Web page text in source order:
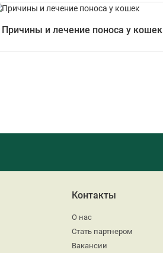
Причины и лечение поноса у кошек
Контакты
О нас
Стать партнером
Вакансии